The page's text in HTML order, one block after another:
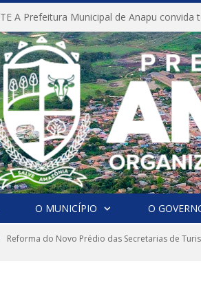
O MUNICÍPIO O
Reforma do Novo Prédio das Secretarias de